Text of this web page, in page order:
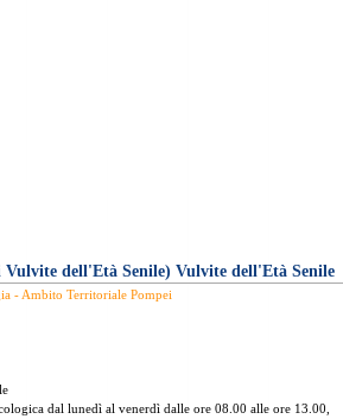
dell'Età Senile) Vulvite dell'Età Senile
- Ambito Territoriale Pompei
dal lunedì al venerdì dalle ore 08.00 alle ore 13.00,